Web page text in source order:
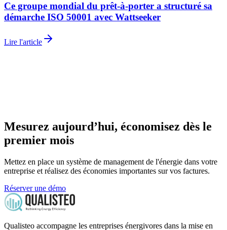
Ce groupe mondial du prêt-à-porter a structuré sa
démarche ISO 50001 avec Wattseeker
Lire l'article
Mesurez aujourd’hui, économisez dès le
premier mois
Mettez en place un système de management de l'énergie dans votre
entreprise et réalisez des économies importantes sur vos factures.
Réserver une démo
Qualisteo accompagne les entreprises énergivores dans la mise en